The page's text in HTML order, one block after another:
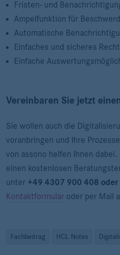
Fristen- und
Ampelfunktion für
Automatische
Einfaches und sicheres
Einfache
Vereinbaren Sie jetzt
Sie wollen auch die
voranbringen und Ihre
von assono helfen Ihnen
einen kostenlosen
unter +49 4307 900 408
Kontaktformular oder per Mail
Fachbeitrag HCL Notes